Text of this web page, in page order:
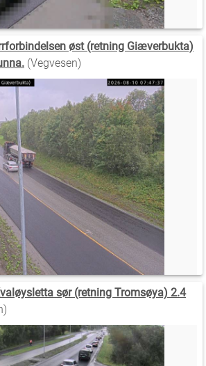
øst (retning Giæverbukta)
(Vegvesen)
sør (retning Tromsøya) 2.4